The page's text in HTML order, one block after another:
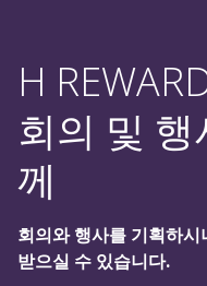
H
회의 및
께
회의와 행사를 기획하
받으실 수 있습니다.